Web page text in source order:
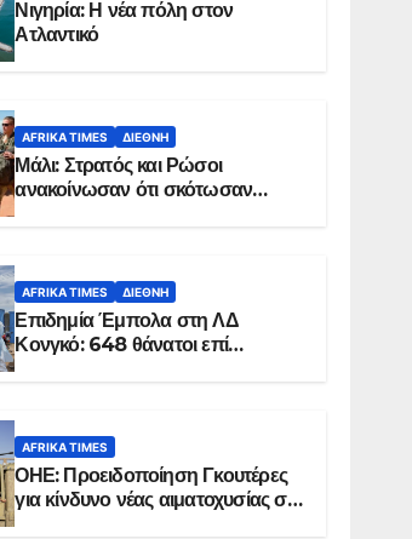
Νιγηρία: Η νέα πόλη στον
Ατλαντικό
AFRIKA TIMES ΔΙΕΘΝΉ
Μάλι: Στρατός και Ρώσοι
ανακοίνωσαν ότι σκότωσαν
AFRIKA TIMES ΔΙΕΘΝΉ
Επιδημία Έμπολα στη ΛΔ
Κονγκό: 648 θάνατοι επί
AFRIKA TIMES
ΟΗΕ: Προειδοποίηση Γκουτέρες
για κίνδυνο νέας αιματοχυσίας στο